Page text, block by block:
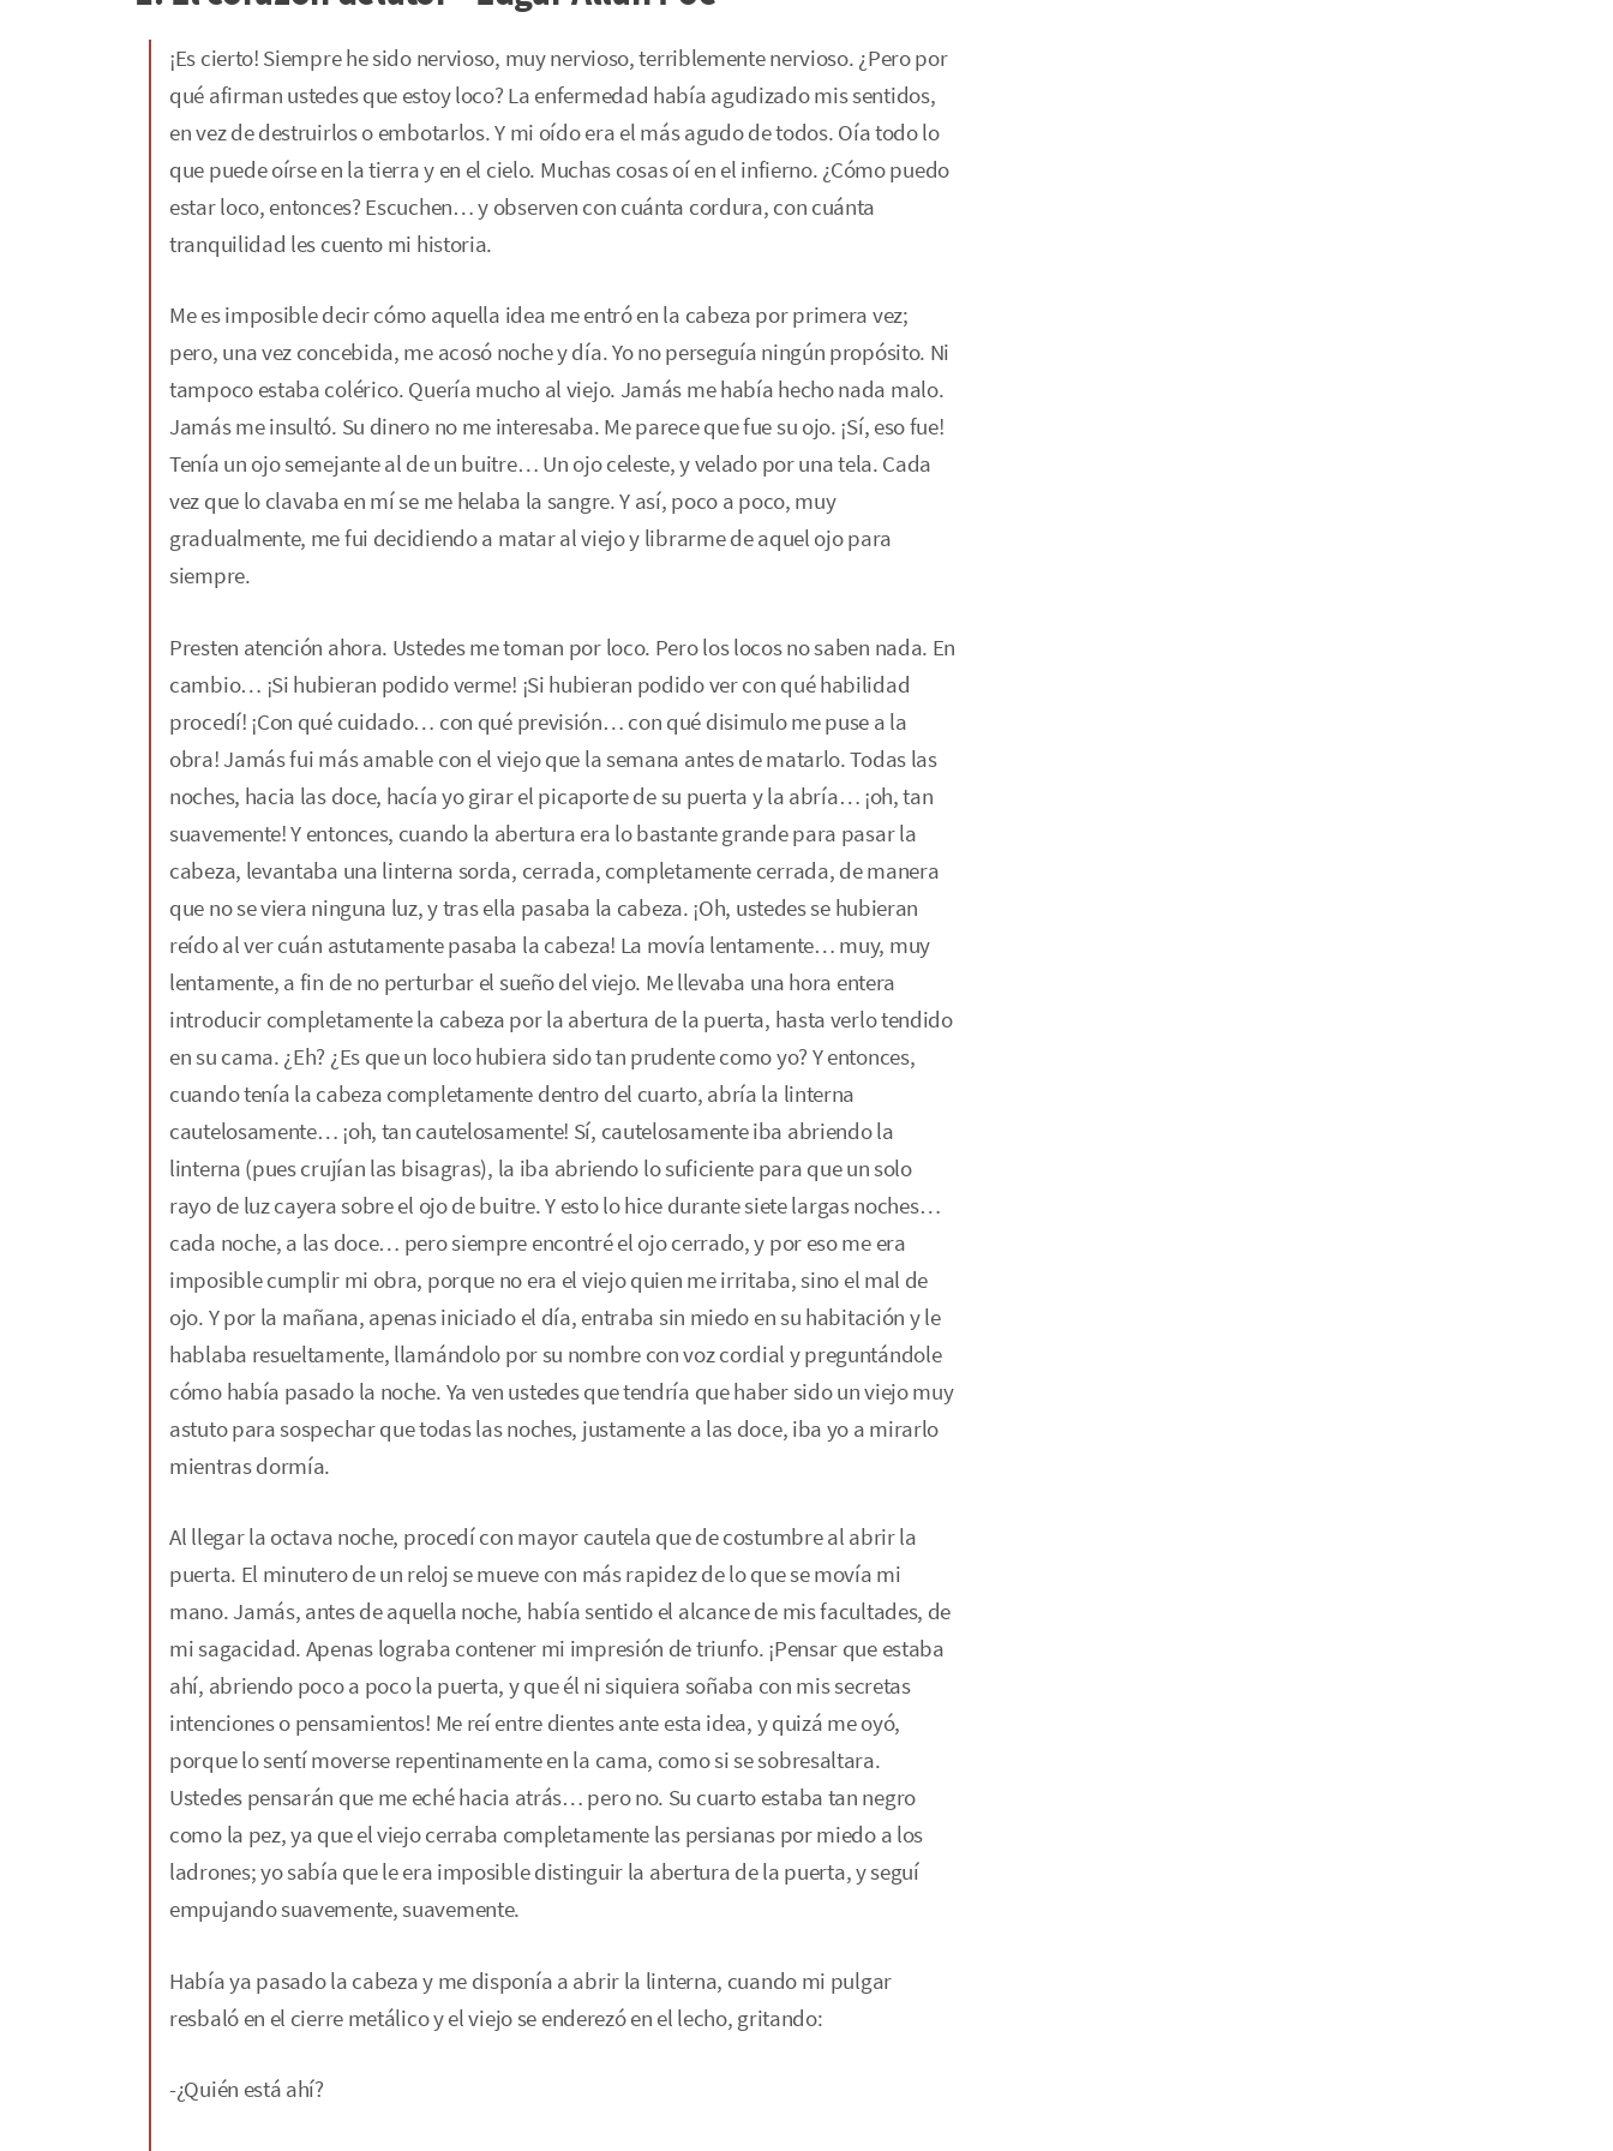
¡Es cierto! Siempre he sido nervioso, muy nervioso, terriblemente nervioso. ¿Pero por
qué afirman ustedes que estoy loco? La enfermedad había agudizado mis sentidos,
en vez de destruirlos o embotarlos. Y mi oído era el más agudo de todos. Oía todo lo
que puede oírse en la tierra y en el cielo. Muchas cosas oí en el infierno. ¿Cómo puedo
estar loco, entonces? Escuchen… y observen con cuánta cordura, con cuánta
tranquilidad les cuento mi historia.
Me es imposible decir cómo aquella idea me entró en la cabeza por primera vez;
pero, una vez concebida, me acosó noche y día. Yo no perseguía ningún propósito. Ni
tampoco estaba colérico. Quería mucho al viejo. Jamás me había hecho nada malo.
Jamás me insultó. Su dinero no me interesaba. Me parece que fue su ojo. ¡Sí, eso fue!
Tenía un ojo semejante al de un buitre… Un ojo celeste, y velado por una tela. Cada
vez que lo clavaba en mí se me helaba la sangre. Y así, poco a poco, muy
gradualmente, me fui decidiendo a matar al viejo y librarme de aquel ojo para
siempre.
Presten atención ahora. Ustedes me toman por loco. Pero los locos no saben nada. En
cambio… ¡Si hubieran podido verme! ¡Si hubieran podido ver con qué habilidad
procedí! ¡Con qué cuidado… con qué previsión… con qué disimulo me puse a la
obra! Jamás fui más amable con el viejo que la semana antes de matarlo. Todas las
noches, hacia las doce, hacía yo girar el picaporte de su puerta y la abría… ¡oh, tan
suavemente! Y entonces, cuando la abertura era lo bastante grande para pasar la
cabeza, levantaba una linterna sorda, cerrada, completamente cerrada, de manera
que no se viera ninguna luz, y tras ella pasaba la cabeza. ¡Oh, ustedes se hubieran
reído al ver cuán astutamente pasaba la cabeza! La movía lentamente… muy, muy
lentamente, a fin de no perturbar el sueño del viejo. Me llevaba una hora entera
introducir completamente la cabeza por la abertura de la puerta, hasta verlo tendido
en su cama. ¿Eh? ¿Es que un loco hubiera sido tan prudente como yo? Y entonces,
cuando tenía la cabeza completamente dentro del cuarto, abría la linterna
cautelosamente… ¡oh, tan cautelosamente! Sí, cautelosamente iba abriendo la
linterna (pues crujían las bisagras), la iba abriendo lo suficiente para que un solo
rayo de luz cayera sobre el ojo de buitre. Y esto lo hice durante siete largas noches…
cada noche, a las doce… pero siempre encontré el ojo cerrado, y por eso me era
imposible cumplir mi obra, porque no era el viejo quien me irritaba, sino el mal de
ojo. Y por la mañana, apenas iniciado el día, entraba sin miedo en su habitación y le
hablaba resueltamente, llamándolo por su nombre con voz cordial y preguntándole
cómo había pasado la noche. Ya ven ustedes que tendría que haber sido un viejo muy
astuto para sospechar que todas las noches, justamente a las doce, iba yo a mirarlo
mientras dormía.
Al llegar la octava noche, procedí con mayor cautela que de costumbre al abrir la
puerta. El minutero de un reloj se mueve con más rapidez de lo que se movía mi
mano. Jamás, antes de aquella noche, había sentido el alcance de mis facultades, de
mi sagacidad. Apenas lograba contener mi impresión de triunfo. ¡Pensar que estaba
ahí, abriendo poco a poco la puerta, y que él ni siquiera soñaba con mis secretas
intenciones o pensamientos! Me reí entre dientes ante esta idea, y quizá me oyó,
porque lo sentí moverse repentinamente en la cama, como si se sobresaltara.
Ustedes pensarán que me eché hacia atrás… pero no. Su cuarto estaba tan negro
como la pez, ya que el viejo cerraba completamente las persianas por miedo a los
ladrones; yo sabía que le era imposible distinguir la abertura de la puerta, y seguí
empujando suavemente, suavemente.
Había ya pasado la cabeza y me disponía a abrir la linterna, cuando mi pulgar
resbaló en el cierre metálico y el viejo se enderezó en el lecho, gritando:
-¿Quién está ahí?